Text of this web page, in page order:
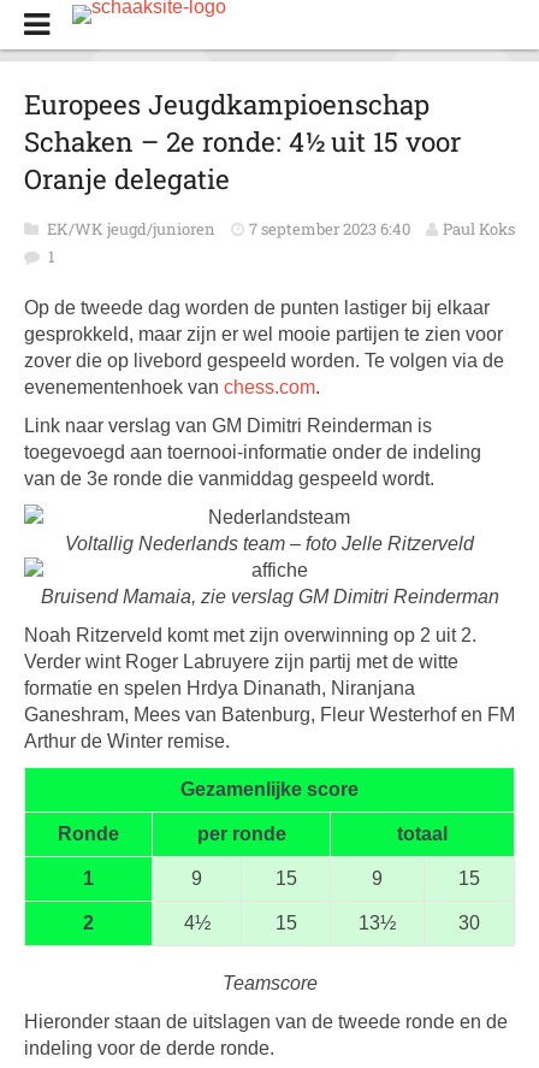
Europees Jeugdkampioenschap
Schaken – 2e ronde: 4½ uit 15 voor
Oranje delegatie
EK/WK jeugd/junioren 7 september 2023 6:40
Paul Koks
1
Op de tweede dag worden de punten lastiger bij elkaar
gesprokkeld, maar zijn er wel mooie partijen te zien voor
zover die op livebord gespeeld worden. Te volgen via de
evenementenhoek van chess.com.
Link naar verslag van GM Dimitri Reinderman is
toegevoegd aan toernooi-informatie onder de indeling
van de 3e ronde die vanmiddag gespeeld wordt.
Voltallig Nederlands team – foto Jelle Ritzerveld
Bruisend Mamaia, zie verslag GM Dimitri Reinderman
Noah Ritzerveld komt met zijn overwinning op 2 uit 2.
Verder wint Roger Labruyere zijn partij met de witte
formatie en spelen Hrdya Dinanath, Niranjana
Ganeshram, Mees van Batenburg, Fleur Westerhof en FM
Arthur de Winter remise.
Gezamenlijke score
Ronde per ronde totaal
1 9 15 9 15
2 4½ 15 13½ 30
Teamscore
Hieronder staan de uitslagen van de tweede ronde en de
indeling voor de derde ronde.